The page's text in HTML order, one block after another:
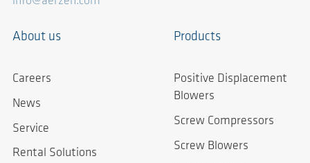
About us
Careers
News
Service
Rental Solutions
Products
Positive Displacement
Blowers
Screw Compressors
Screw Blowers